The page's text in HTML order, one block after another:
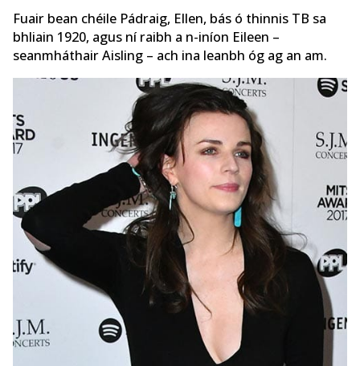
Fuair bean chéile Pádraig, Ellen, bás ó thinnis TB sa
bhliain 1920, agus ní raibh a n-iníon Eileen –
seanmháthair Aisling – ach ina leanbh óg ag an am.